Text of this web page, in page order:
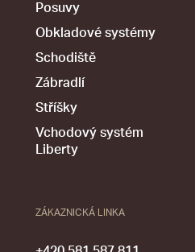
Posuvy
Obkladové systémy
Schodiště
Zábradlí
Stříšky
Vchodový systém
Liberty
ZÁKAZNICKÁ LINKA